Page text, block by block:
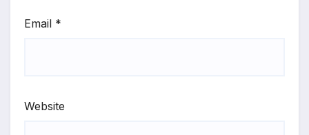
Email *
Website